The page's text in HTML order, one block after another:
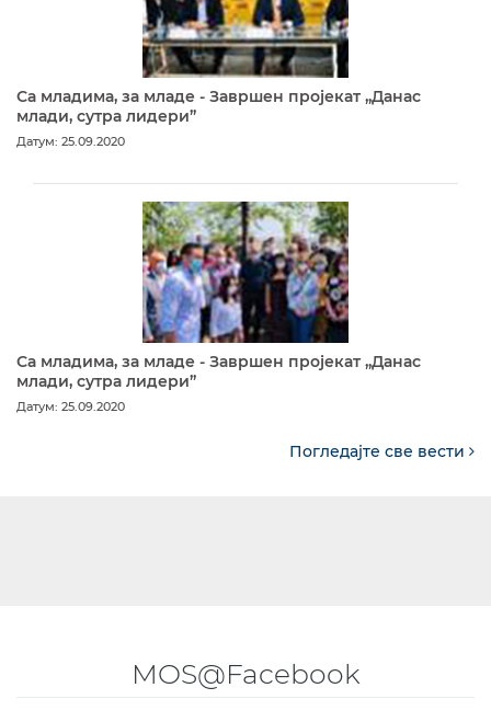
Са младима, за младе - Завршен пројекат „Данас
млади, сутра лидери”
Датум: 25.09.2020
Са младима, за младе - Завршен пројекат „Данас
млади, сутра лидери”
Датум: 25.09.2020
Погледајте све вести
MOS@Facebook